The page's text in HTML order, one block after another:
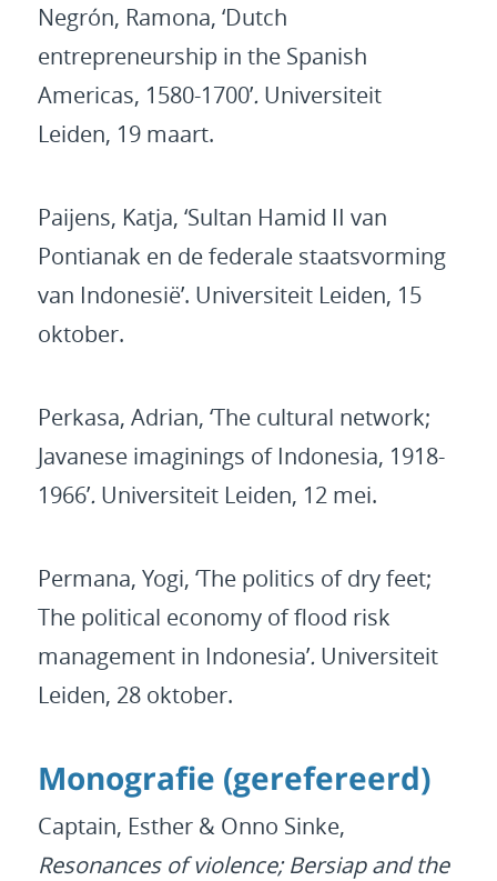
Negrón, Ramona, ‘Dutch
entrepreneurship in the Spanish
Americas, 1580-1700’. Universiteit
Leiden, 19 maart.
Paijens, Katja, ‘Sultan Hamid II van
Pontianak en de federale staatsvorming
van Indonesië’. Universiteit Leiden, 15
oktober.
Perkasa, Adrian, ‘The cultural network;
Javanese imaginings of Indonesia, 1918-
1966’. Universiteit Leiden, 12 mei.
Permana, Yogi, ‘The politics of dry feet;
The political economy of flood risk
management in Indonesia’. Universiteit
Leiden, 28 oktober.
Monografie (gerefereerd)
Captain, Esther & Onno Sinke,
Resonances of violence; Bersiap and the